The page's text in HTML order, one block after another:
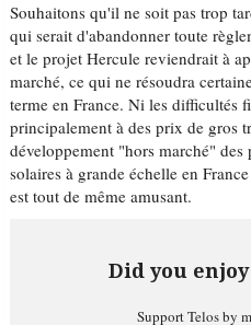
Souhaitons qu'il ne soit pas trop
qui serait d'abandonner toute
et le projet Hercule reviendrait à
marché, ce qui ne résoudra
terme en France. Ni les difficultés
principalement à des prix de gros
développement "hors marché"
solaires à grande échelle en
est tout de même amusant.
Did you
Support Telos by